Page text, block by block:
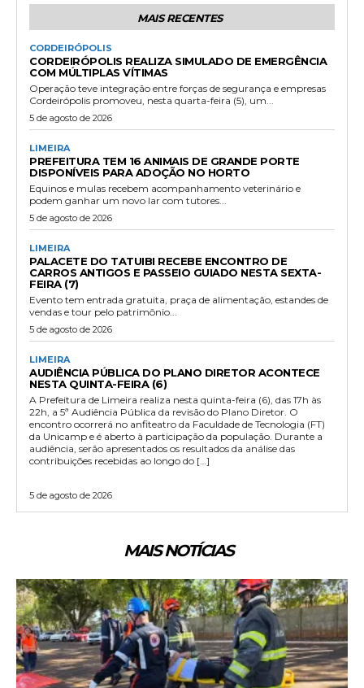
MAIS RECENTES
CORDEIRÓPOLIS
CORDEIRÓPOLIS REALIZA SIMULADO DE EMERGÊNCIA
COM MÚLTIPLAS VÍTIMAS
Operação teve integração entre forças de segurança e empresas
Cordeirópolis promoveu, nesta quarta-feira (5), um...
5 de agosto de 2026
LIMEIRA
PREFEITURA TEM 16 ANIMAIS DE GRANDE PORTE
DISPONÍVEIS PARA ADOÇÃO NO HORTO
Equinos e mulas recebem acompanhamento veterinário e
podem ganhar um novo lar com tutores...
5 de agosto de 2026
LIMEIRA
PALACETE DO TATUIBI RECEBE ENCONTRO DE
CARROS ANTIGOS E PASSEIO GUIADO NESTA SEXTA-
FEIRA (7)
Evento tem entrada gratuita, praça de alimentação, estandes de
vendas e tour pelo patrimônio...
5 de agosto de 2026
LIMEIRA
AUDIÊNCIA PÚBLICA DO PLANO DIRETOR ACONTECE
NESTA QUINTA-FEIRA (6)
A Prefeitura de Limeira realiza nesta quinta-feira (6), das 17h às
22h, a 5ª Audiência Pública da revisão do Plano Diretor. O
encontro ocorrerá no anfiteatro da Faculdade de Tecnologia (FT)
da Unicamp e é aberto à participação da população. Durante a
audiência, serão apresentados os resultados da análise das
contribuições recebidas ao longo do […]
5 de agosto de 2026
MAIS NOTÍCIAS